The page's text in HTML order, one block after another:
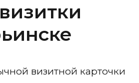
визитной карточки